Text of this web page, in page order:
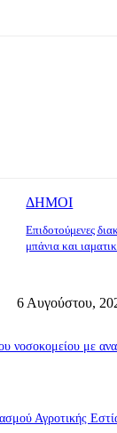
ΔΗΜΟΙ
Επιδοτούμενες
μπάνια και
6 Αυγούστου,
νοσοκομείου με
Αγροτικής